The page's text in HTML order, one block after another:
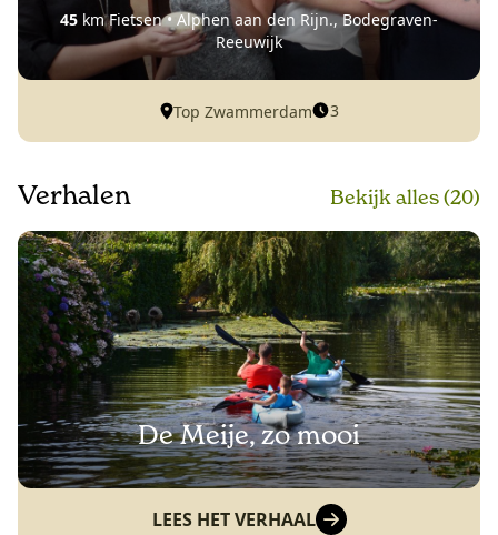
45 km Fietsen • Alphen aan den Rijn., Bodegraven-
Reeuwijk
Top Zwammerdam 3
Verhalen Bekijk alles(20)
De Meije, zo mooi
LEES HET VERHAAL